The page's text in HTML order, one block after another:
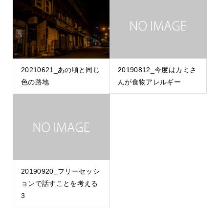
20210621_あの頃と同じ
色の路地
20190812_今度はカミさ
んが食物アレルギー
20190920_フリーセッシ
ョンで話すことを考える
3